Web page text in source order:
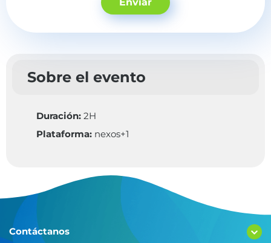
Sobre el evento
Duración: 2H
Plataforma: nexos+1
Contáctanos